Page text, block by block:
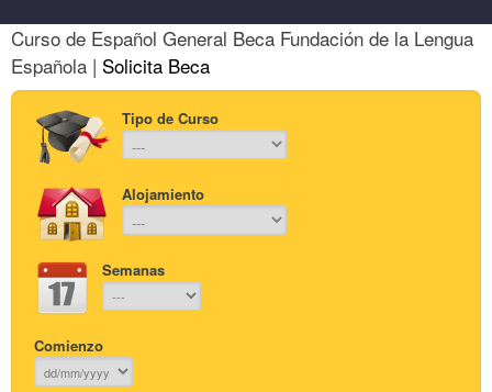
Curso de Español General Beca Fundación de la Lengua
Española | Solicita Beca
Tipo de Curso
Alojamiento
Semanas
Comienzo